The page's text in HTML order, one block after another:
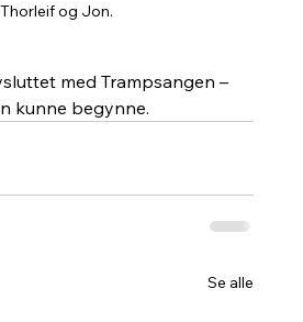
Thorleif og Jon.
med Trampsangen –
kunne begynne.
Se alle